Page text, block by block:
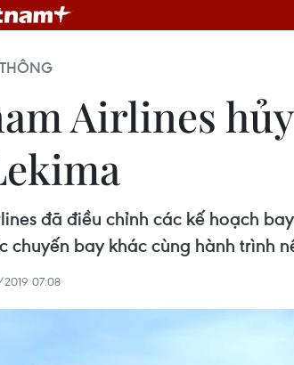
Airlines
đã điều chỉnh các kế hoạch
chuyến bay khác cùng hành trình
07:08